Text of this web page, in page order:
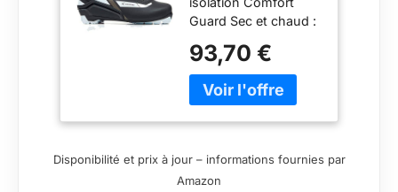
EU 39
Guard Sec et chaud :
triple F Support de
cheville : fonction
stabilisateur
93,70 €
Disponibilité et prix à jour – informations fournies par
Amazon